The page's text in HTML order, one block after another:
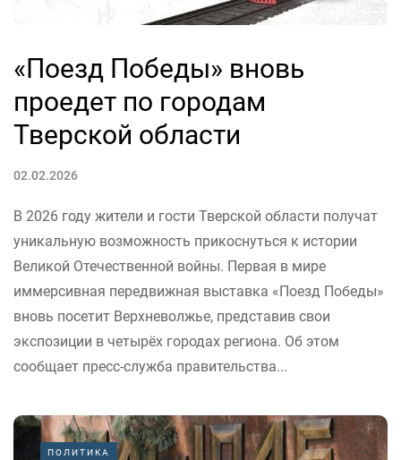
«Поезд Победы» вновь
проедет по городам
Тверской области
02.02.2026
В 2026 году жители и гости Тверской области получат
уникальную возможность прикоснуться к истории
Великой Отечественной войны. Первая в мире
иммерсивная передвижная выставка «Поезд Победы»
вновь посетит Верхневолжье, представив свои
экспозиции в четырёх городах региона. Об этом
сообщает пресс-служба правительства...
ПОЛИТИКА